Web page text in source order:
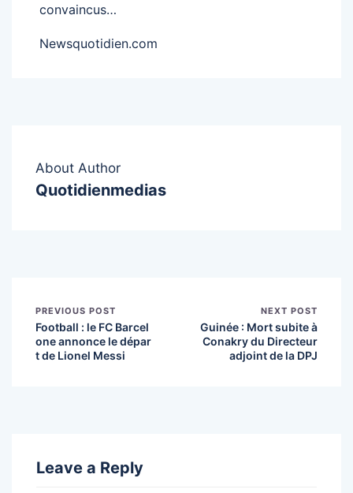
convaincus…
Newsquotidien.com
About Author
Quotidienmedias
PREVIOUS POST
Football : le FC Barcel
one annonce le dépar
t de Lionel Messi
NEXT POST
Guinée : Mort subite à
Conakry du Directeur
adjoint de la DPJ
Leave a Reply